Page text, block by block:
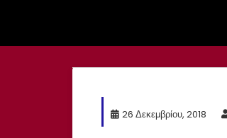
26 Δεκεμβρίου, 2018